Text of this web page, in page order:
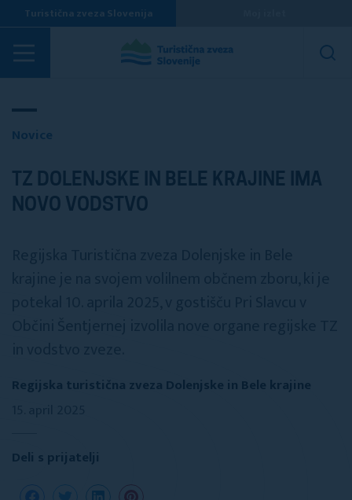
Turistična zveza Slovenija
Novice
Novice
TZ DOLENJSKE IN BELE KRAJINE IMA
NOVO VODSTVO
Regijska turistična zveza Dolenjske in Bele krajine
Deli s prijatelji